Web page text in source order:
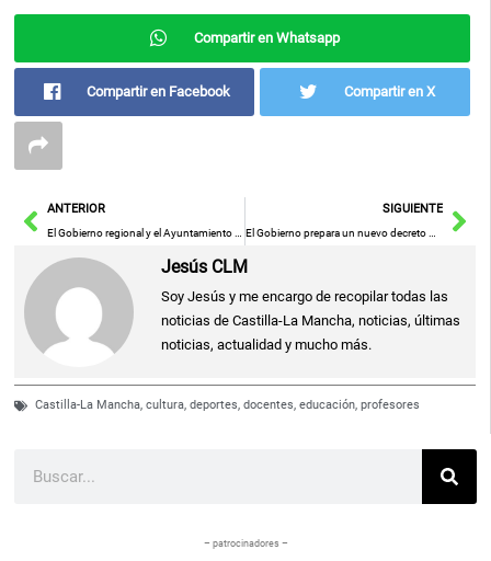
Compartir en Whatsapp
Compartir en Facebook Compartir en X
AntANTERIOR
El Gobierno regional y el Ayuntamiento de Cobisa (Toledo) suscriben el convenio de colaboración para la construcción del nuevo Consultorio Local
SIGUIENTE
El Gobierno prepara un nuevo decreto para regular el Consejo Regional de Consumo
Jesús CLM
Soy Jesús y me encargo de recopilar todas las
noticias de Castilla-La Mancha, noticias, últimas
noticias, actualidad y mucho más.
Castilla-La Mancha,cultura,deportes,docentes,educación,profesores
– patrocinadores –